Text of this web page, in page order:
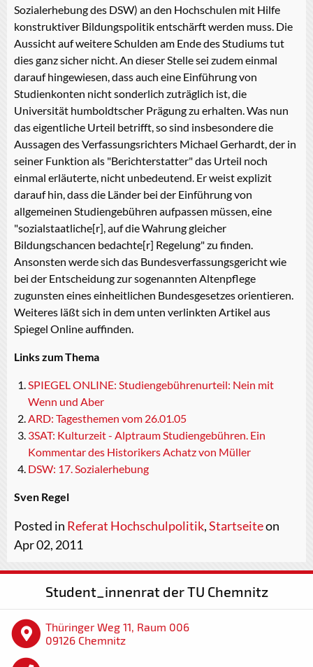
Sozialerhebung des DSW) an den Hochschulen mit Hilfe
konstruktiver Bildungspolitik entschärft werden muss. Die
Aussicht auf weitere Schulden am Ende des Studiums tut
dies ganz sicher nicht. An dieser Stelle sei zudem einmal
darauf hingewiesen, dass auch eine Einführung von
Studienkonten nicht sonderlich zuträglich ist, die
Universität humboldtscher Prägung zu erhalten. Was nun
das eigentliche Urteil betrifft, so sind insbesondere die
Aussagen des Verfassungsrichters Michael Gerhardt, der in
seiner Funktion als "Berichterstatter" das Urteil noch
einmal erläuterte, nicht unbedeutend. Er weist explizit
darauf hin, dass die Länder bei der Einführung von
allgemeinen Studiengebühren aufpassen müssen, eine
"sozialstaatliche[r], auf die Wahrung gleicher
Bildungschancen bedachte[r] Regelung" zu finden.
Ansonsten werde sich das Bundesverfassungsgericht wie
bei der Entscheidung zur sogenannten Altenpflege
zugunsten eines einheitlichen Bundesgesetzes orientieren.
Weiteres läßt sich in dem unten verlinkten Artikel aus
Spiegel Online auffinden.
Links zum Thema
SPIEGEL ONLINE: Studiengebührenurteil: Nein mit
Wenn und Aber
ARD: Tagesthemen vom 26.01.05
3SAT: Kulturzeit - Alptraum Studiengebühren. Ein
Kommentar des Historikers Achatz von Müller
DSW: 17. Sozialerhebung
Sven Regel
Posted in Referat Hochschulpolitik,Startseiteon
Apr 02, 2011
Student_innenrat der TU Chemnitz
Thüringer Weg 11, Raum 006
09126 Chemnitz